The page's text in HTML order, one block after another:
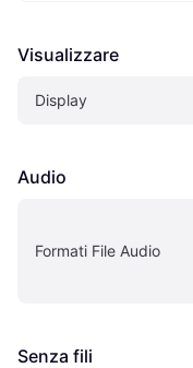
Visualizzare
Display
Audio
Formati File Audio
Senza fili